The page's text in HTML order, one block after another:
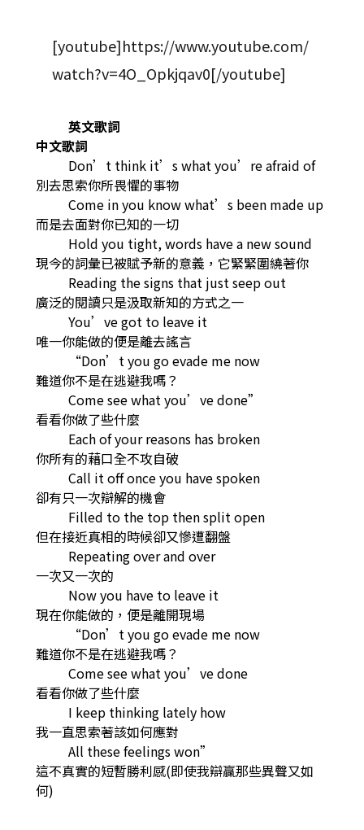
[youtube]https://www.youtube.com/
watch?v=4O_Opkjqav0[/youtube]
英文歌詞
中文歌詞
Don’t think it’s what you’re afraid of
別去思索你所畏懼的事物
Come in you know what’s been made up
而是去面對你已知的一切
Hold you tight, words have a new sound
現今的詞彙已被賦予新的意義，它緊緊圍繞著你
Reading the signs that just seep out
廣泛的閱讀只是汲取新知的方式之一
You’ve got to leave it
唯一你能做的便是離去謠言
“Don’t you go evade me now
難道你不是在逃避我嗎？
Come see what you’ve done”
看看你做了些什麼
Each of your reasons has broken
你所有的藉口全不攻自破
Call it off once you have spoken
卻有只一次辯解的機會
Filled to the top then split open
但在接近真相的時候卻又慘遭翻盤
Repeating over and over
一次又一次的
Now you have to leave it
現在你能做的，便是離開現場
“Don’t you go evade me now
難道你不是在逃避我嗎？
Come see what you’ve done
看看你做了些什麼
I keep thinking lately how
我一直思索著該如何應對
All these feelings won”
這不真實的短暫勝利感(即使我辯贏那些異聲又如
何)